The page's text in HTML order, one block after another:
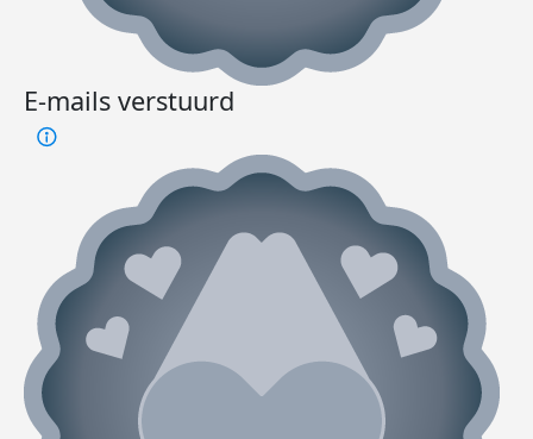
E-mails verstuurd